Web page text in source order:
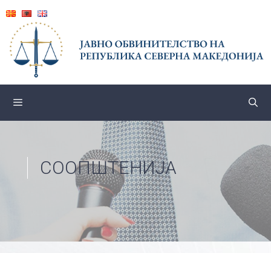
content
СООПШТЕНИЈА